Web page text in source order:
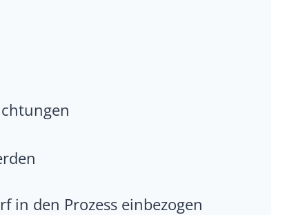
in den Prozess einbezogen